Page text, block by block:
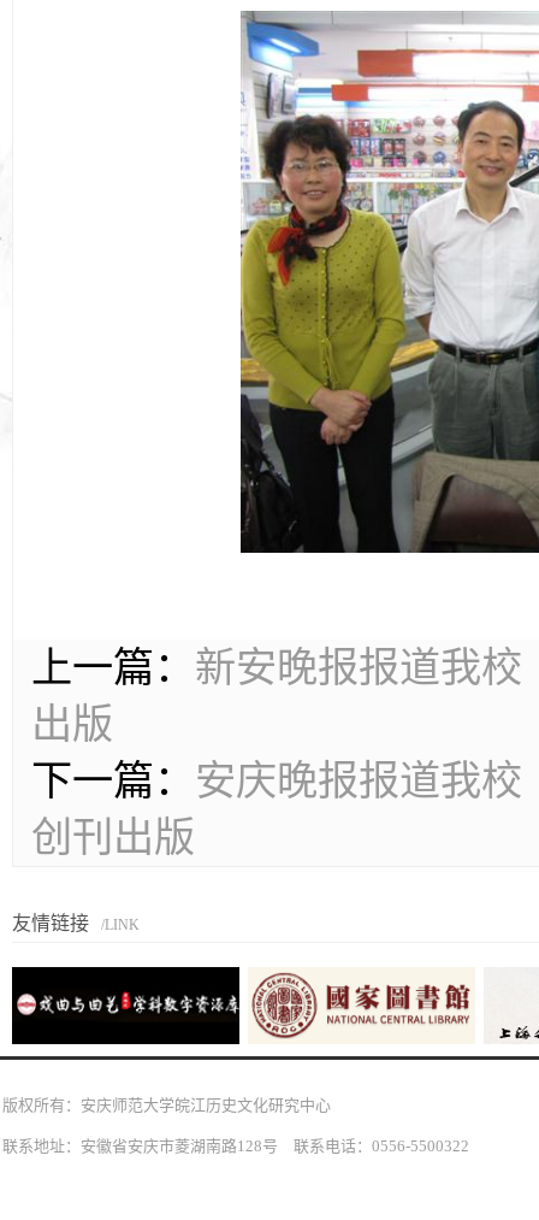
上一篇： 新安晚报报道我校
出版
下一篇： 安庆晚报报道我校
创刊出版
友情链接 /LINK
版权所有：安庆师范大学皖江历史文化研究中心
联系地址：安徽省安庆市菱湖南路128号 联系电话：0556-5500322